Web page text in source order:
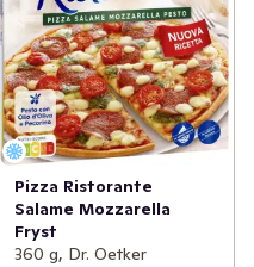
Pizza Ristorante
Salame Mozzarella
Fryst
360 g, Dr. Oetker